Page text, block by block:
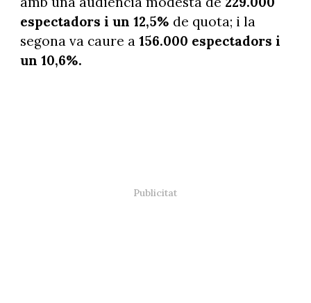
espectadors i un 12,5% de quota; i la
segona va caure a 156.000 espectadors i
un 10,6%.